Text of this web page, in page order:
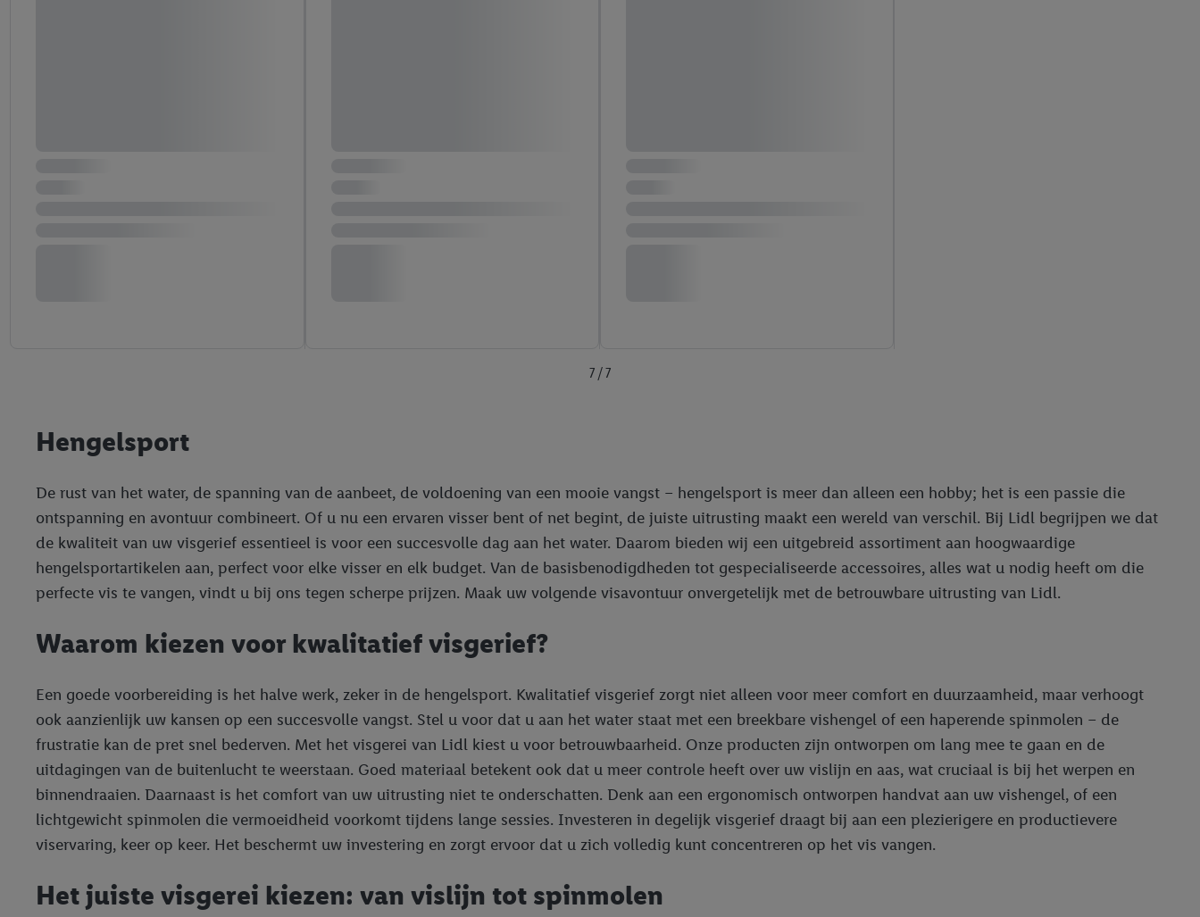
7 / 7
Hengelsport
De rust van het water, de spanning van de aanbeet, de voldoening van een mooie vangst – hengelsport is meer dan alleen een hobby; het is een passie die
ontspanning en avontuur combineert. Of u nu een ervaren visser bent of net begint, de juiste uitrusting maakt een wereld van verschil. Bij Lidl begrijpen we dat
de kwaliteit van uw visgerief essentieel is voor een succesvolle dag aan het water. Daarom bieden wij een uitgebreid assortiment aan hoogwaardige
hengelsportartikelen aan, perfect voor elke visser en elk budget. Van de basisbenodigdheden tot gespecialiseerde accessoires, alles wat u nodig heeft om die
perfecte vis te vangen, vindt u bij ons tegen scherpe prijzen. Maak uw volgende visavontuur onvergetelijk met de betrouwbare uitrusting van Lidl.
Waarom kiezen voor kwalitatief visgerief?
Een goede voorbereiding is het halve werk, zeker in de hengelsport. Kwalitatief visgerief zorgt niet alleen voor meer comfort en duurzaamheid, maar verhoogt
ook aanzienlijk uw kansen op een succesvolle vangst. Stel u voor dat u aan het water staat met een breekbare vishengel of een haperende spinmolen – de
frustratie kan de pret snel bederven. Met het visgerei van Lidl kiest u voor betrouwbaarheid. Onze producten zijn ontworpen om lang mee te gaan en de
uitdagingen van de buitenlucht te weerstaan. Goed materiaal betekent ook dat u meer controle heeft over uw vislijn en aas, wat cruciaal is bij het werpen en
binnendraaien. Daarnaast is het comfort van uw uitrusting niet te onderschatten. Denk aan een ergonomisch ontworpen handvat aan uw vishengel, of een
lichtgewicht spinmolen die vermoeidheid voorkomt tijdens lange sessies. Investeren in degelijk visgerief draagt bij aan een plezierigere en productievere
viservaring, keer op keer. Het beschermt uw investering en zorgt ervoor dat u zich volledig kunt concentreren op het vis vangen.
Het juiste visgerei kiezen: van vislijn tot spinmolen